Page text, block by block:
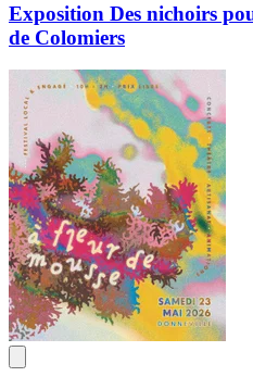
Exposition Des nichoirs
de Colomiers